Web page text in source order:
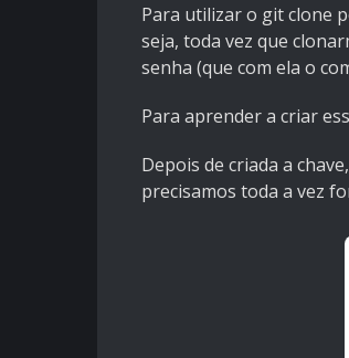
Para utilizar o git clone
seja, toda vez que
senha (que com ela o
Para aprender a criar
Depois de criada a
precisamos toda a vez